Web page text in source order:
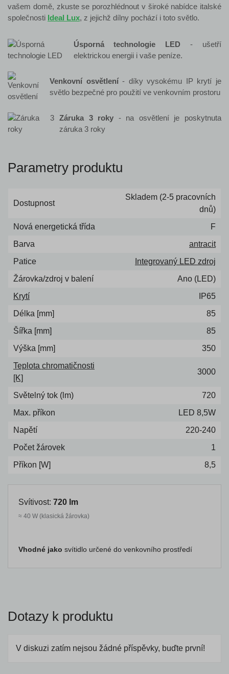
vašem domě, zkuste se porozhlédnout v široké nabídce italské
společnosti Ideal Lux, z jejichž dílny pochází i toto světlo.
Úsporná technologie LED - ušetří
elektrickou energii i vaše peníze.
Venkovní osvětlení- díky vysokému IP krytí je
světlo bezpečné pro použití ve venkovním prostoru
Záruka 3 roky - na osvětlení je poskytnuta
záruka 3 roky
Parametry produktu
Dostupnost
Skladem (2-5 pracovních
dnů)
Nová energetická třída
F
Barva
antracit
Patice
Integrovaný LED zdroj
Žárovka/zdroj v balení
Ano (LED)
Krytí
IP65
Délka [mm]
85
Šířka [mm]
85
Výška [mm]
350
Teplota chromatičnosti
[K]
3000
Světelný tok (lm)
720
Max. příkon
LED 8,5W
Napětí
220-240
Počet žárovek
1
Příkon [W]
8,5
Svítivost: 720 lm
≈ 40 W (klasická žárovka)
Vhodné jako svítidlo určené do venkovního prostředí
Dotazy k produktu
V diskuzi zatím nejsou žádné příspěvky, buďte první!